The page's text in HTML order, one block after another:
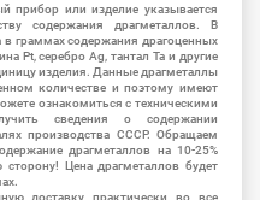
прибор или изделие указывается
содержания драгметаллов. В
граммах содержания драгоценных
Pt, серебро Ag, тантал Ta и другие
изделия. Данные драгметаллы
количестве и поэтому имеют
ознакомиться с техническими
сведения о содержании
производства СССР. Обращаем
драгметаллов на 10-25%
Цена драгметаллов будет
доставку практически во все